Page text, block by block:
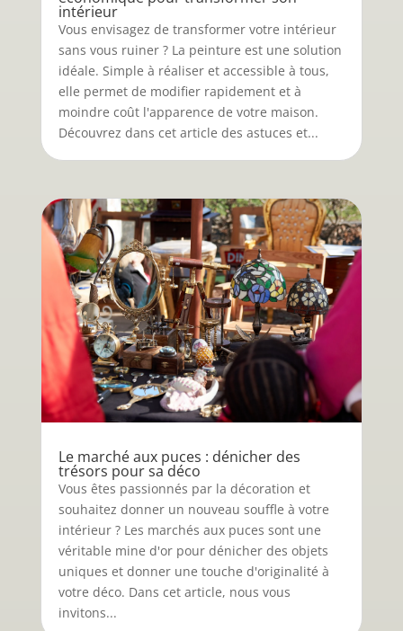
intérieur
Vous envisagez de transformer votre intérieur
sans vous ruiner ? La peinture est une solution
idéale. Simple à réaliser et accessible à tous,
elle permet de modifier rapidement et à
moindre coût l'apparence de votre maison.
Découvrez dans cet article des astuces et...
Le marché aux puces : dénicher des
trésors pour sa déco
Vous êtes passionnés par la décoration et
souhaitez donner un nouveau souffle à votre
intérieur ? Les marchés aux puces sont une
véritable mine d'or pour dénicher des objets
uniques et donner une touche d'originalité à
votre déco. Dans cet article, nous vous
invitons...